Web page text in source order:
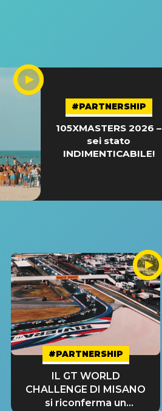
#PARTNERSHIP
105XMASTERS 2026 –
sei stato
INDIMENTICABILE!
#PARTNERSHIP
IL GT WORLD
CHALLENGE DI MISANO
si riconferma un